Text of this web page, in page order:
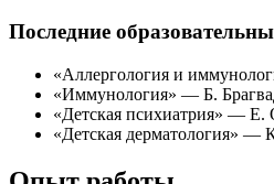
Последние
«Аллергология и
«Иммунология» — Б.
«Детская психиатрия» —
«Детская дерматология» —